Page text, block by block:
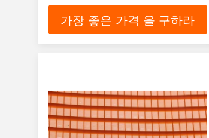
가장 좋은 가격 을 구하라